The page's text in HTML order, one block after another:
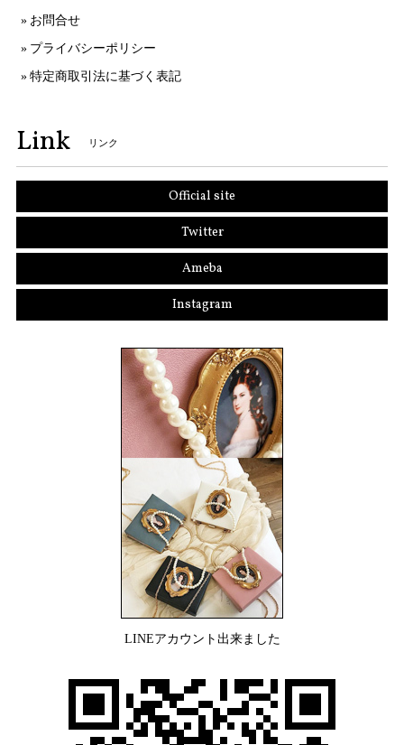
お問合せ
プライバシーポリシー
特定商取引法に基づく表記
Link リンク
Official site
Twitter
Ameba
Instagram
LINEアカウント出来ました